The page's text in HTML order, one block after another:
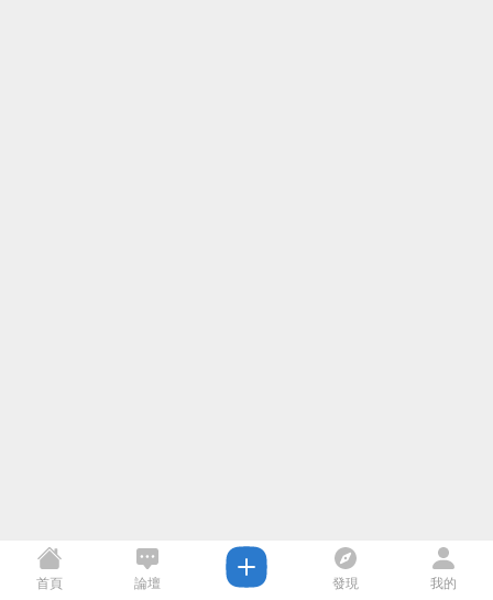
首頁 論壇 發現 我的